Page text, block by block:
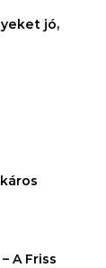
jó,
A Friss